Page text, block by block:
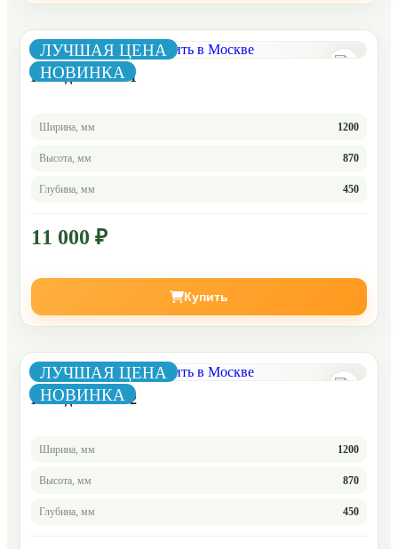
ЛУЧШАЯ ЦЕНА
НОВИНКА
Комод Челси 5-1
Ширина, мм 1200
Высота, мм 870
Глубина, мм 450
11 000 ₽
Купить
ЛУЧШАЯ ЦЕНА
НОВИНКА
Комод Челси 5-2
Ширина, мм 1200
Высота, мм 870
Глубина, мм 450